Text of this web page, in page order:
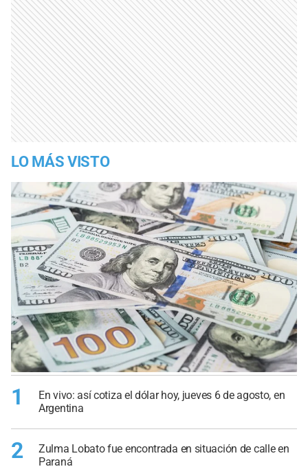
LO MÁS VISTO
1
En vivo: así cotiza el dólar hoy, jueves 6 de agosto, en
Argentina
2
Zulma Lobato fue encontrada en situación de calle en
Paraná